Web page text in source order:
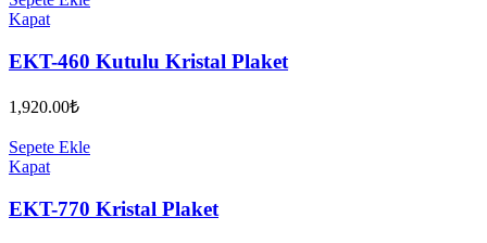
Kapat
EKT-460 Kutulu Kristal Plaket
1,920.00₺
Sepete Ekle
Kapat
EKT-770 Kristal Plaket